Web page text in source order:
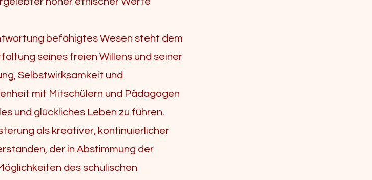
befähigtes Wesen steht dem
seines freien Willens und seiner
Selbstwirksamkeit und
mit Mitschülern und Pädagogen
und glückliches Leben zu führen.
als kreativer, kontinuierlicher
der in Abstimmung der
des schulischen